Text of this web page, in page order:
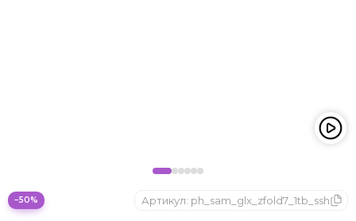
ONYX BOOX
−50% Артикул: ph_sam_glx_zfold7_1tb_ssh